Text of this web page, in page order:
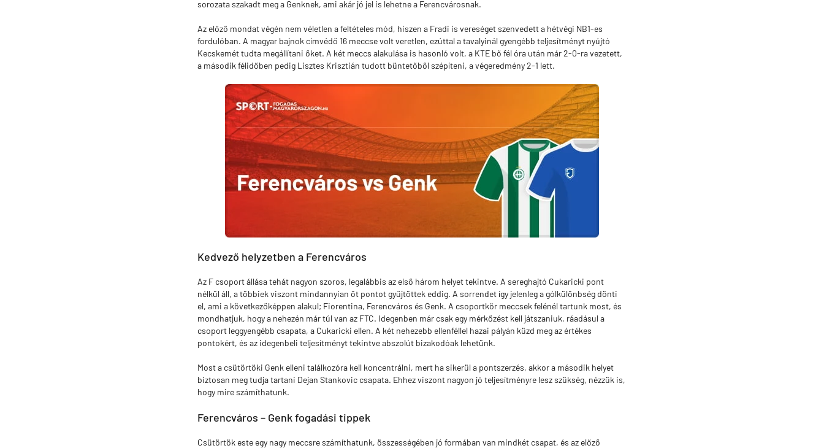
sorozata szakadt meg a Genknek, ami akár jó jel is lehetne a Ferencvárosnak.
Az előző mondat végén nem véletlen a feltételes mód, hiszen a Fradi is vereséget szenvedett a hétvégi NB1-es
fordulóban. A magyar bajnok címvédő 16 meccse volt veretlen, ezúttal a tavalyinál gyengébb teljesítményt nyújtó
Kecskemét tudta megállítani őket. A két meccs alakulása is hasonló volt, a KTE bő fél óra után már 2-0-ra vezetett,
a második félidőben pedig Lisztes Krisztián tudott büntetőből szépíteni, a végeredmény 2-1 lett.
Kedvező helyzetben a Ferencváros
Az F csoport állása tehát nagyon szoros, legalábbis az első három helyet tekintve. A sereghajtó Cukaricki pont
nélkül áll, a többiek viszont mindannyian öt pontot gyűjtöttek eddig. A sorrendet így jelenleg a gólkülönbség dönti
el, ami a következőképpen alakul; Fiorentina, Ferencváros és Genk. A csoportkör meccsek felénél tartunk most, és
mondhatjuk, hogy a nehezén már túl van az FTC. Idegenben már csak egy mérkőzést kell játszaniuk, ráadásul a
csoport leggyengébb csapata, a Cukaricki ellen. A két nehezebb ellenféllel hazai pályán küzd meg az értékes
pontokért, és az idegenbeli teljesítményt tekintve abszolút bizakodóak lehetünk.
Most a csütörtöki Genk elleni találkozóra kell koncentrálni, mert ha sikerül a pontszerzés, akkor a második helyet
biztosan meg tudja tartani Dejan Stankovic csapata. Ehhez viszont nagyon jó teljesítményre lesz szükség, nézzük is,
hogy mire számíthatunk.
Ferencváros – Genk fogadási tippek
Csütörtök este egy nagy meccsre számíthatunk, összességében jó formában van mindkét csapat, és az előző